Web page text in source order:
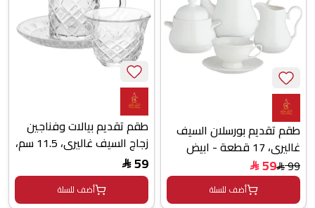
طقم تقديم بورسلان السيف
غاليري، 17 قطعة - ابيض
99
$
59
$
أضف للسلة
طقم تقديم بيالات وفناجين
زجاج السيف غاليري، 11.5 سم،
36 قطعة، صحون - شفاف
59
$
أضف للسلة